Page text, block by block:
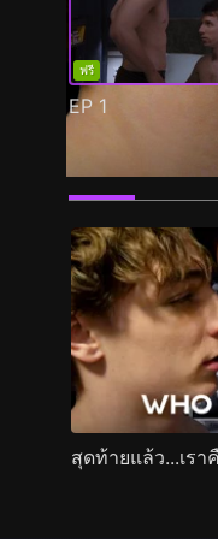
ฟรี
EP 1
สุดท้ายแล้ว...เรา